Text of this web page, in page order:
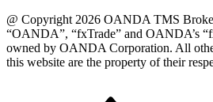
@ Copyright 2026 OANDA TMS
“OANDA”, “fxTrade” and OANDA’s
owned by OANDA Corporation. All
this website are the property of their